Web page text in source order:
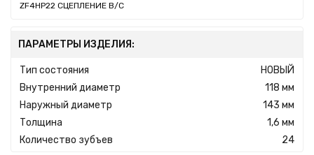
ZF4HP22 СЦЕПЛЕНИЕ B/C
ПАРАМЕТРЫ ИЗДЕЛИЯ:
Тип состояния
НОВЫЙ
Внутренний диаметр
118 мм
Наружный диаметр
143 мм
Толщина
1,6 мм
Количество зубъев
24